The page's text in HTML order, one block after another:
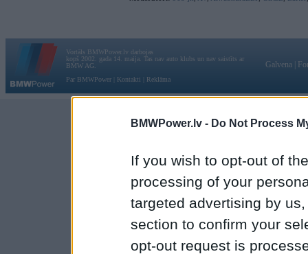
BMWPower.lv - Do Not Process
If you wish to opt-out of
processing of your
targeted advertising by
section to confirm your
opt-out request is
Vortāls BMWPower.lv darbojas
kopš 2002. gada 14. maija. Tas nav auto klubs un nav saistīts ar
BMW AG.
Par BMWPower
Kontakti Reklāma
Galvena